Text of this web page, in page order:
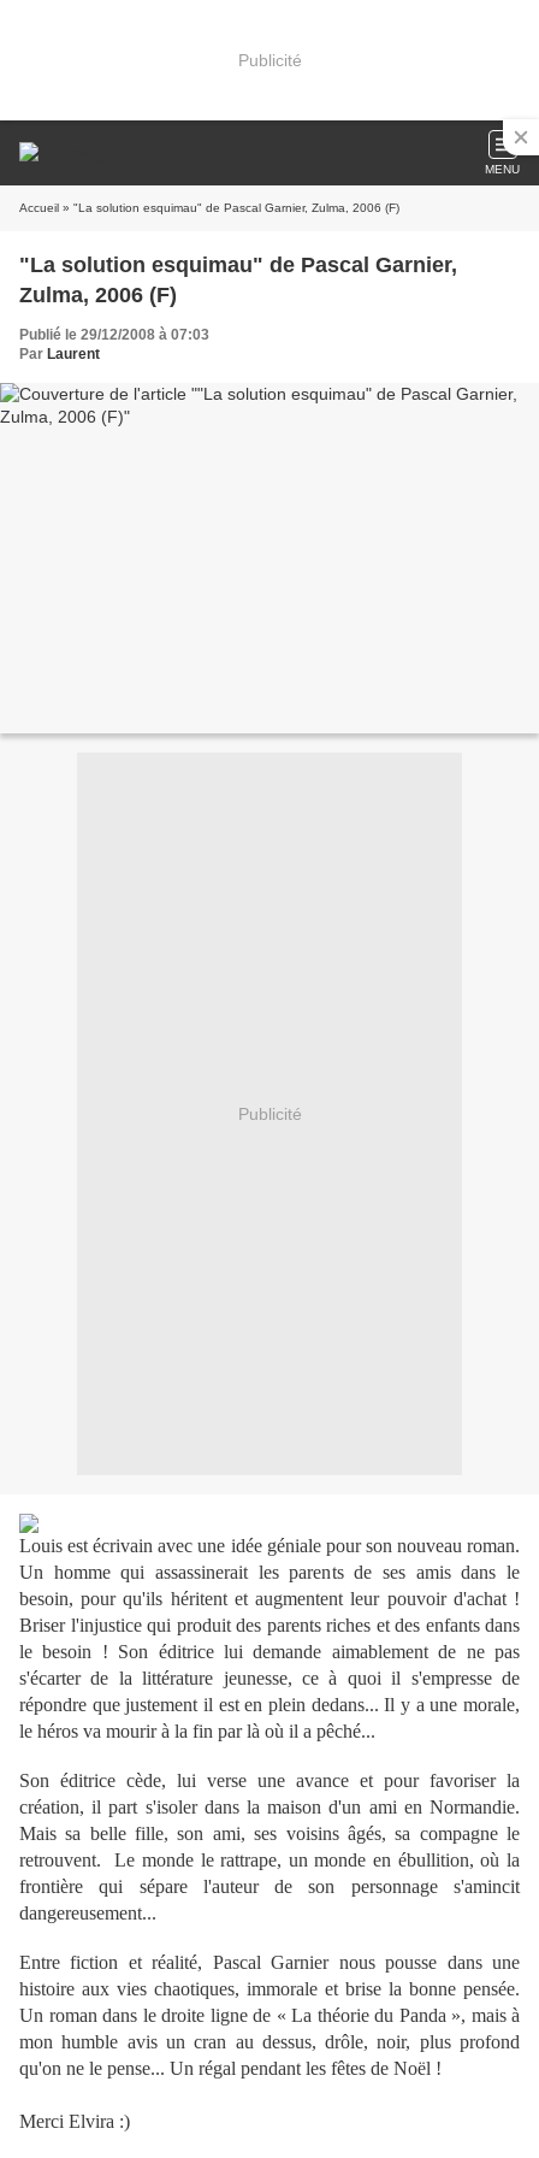
Publicité
MENU
Accueil » "La solution esquimau" de Pascal Garnier, Zulma, 2006 (F)
"La solution esquimau" de Pascal Garnier,
Zulma, 2006 (F)
Publié le 29/12/2008 à 07:03
Par Laurent
Publicité
Louis est écrivain avec une idée géniale pour son nouveau roman.
Un homme qui assassinerait les parents de ses amis dans le
besoin, pour qu'ils héritent et augmentent leur pouvoir d'achat !
Briser l'injustice qui produit des parents riches et des enfants dans
le besoin ! Son éditrice lui demande aimablement de ne pas
s'écarter de la littérature jeunesse, ce à quoi il s'empresse de
répondre que justement il est en plein dedans... Il y a une morale,
le héros va mourir à la fin par là où il a pêché...
Son éditrice cède, lui verse une avance et pour favoriser la
création, il part s'isoler dans la maison d'un ami en Normandie.
Mais sa belle fille, son ami, ses voisins âgés, sa compagne le
retrouvent. Le monde le rattrape, un monde en ébullition, où la
frontière qui sépare l'auteur de son personnage s'amincit
dangereusement...
Entre fiction et réalité, Pascal Garnier nous pousse dans une
histoire aux vies chaotiques, immorale et brise la bonne pensée.
Un roman dans le droite ligne de « La théorie du Panda », mais à
mon humble avis un cran au dessus, drôle, noir, plus profond
qu'on ne le pense... Un régal pendant les fêtes de Noël !
Merci Elvira :)